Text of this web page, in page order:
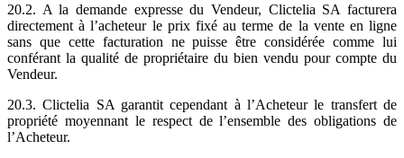
20.2. A la demande expresse du Vendeur, Clictelia SA facturera
directement à l’acheteur le prix fixé au terme de la vente en ligne
sans que cette facturation ne puisse être considérée comme lui
conférant la qualité de propriétaire du bien vendu pour compte du
Vendeur.
20.3. Clictelia SA garantit cependant à l’Acheteur le transfert de
propriété moyennant le respect de l’ensemble des obligations de
l’Acheteur.